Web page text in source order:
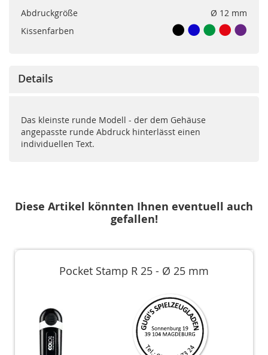
Abdruckgröße
Ø 12 mm
Kissenfarben
Details
Das kleinste runde Modell - der dem Gehäuse
angepasste runde Abdruck hinterlässt einen
individuellen Text.
Diese Artikel könnten Ihnen eventuell auch
gefallen!
Pocket Stamp R 25 - Ø 25 mm